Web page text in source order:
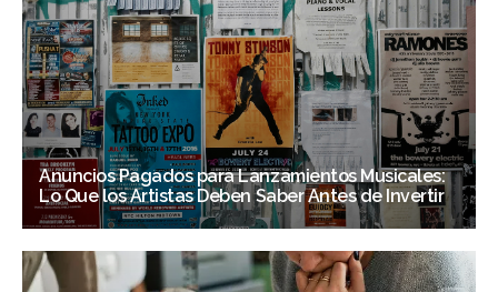
Anuncios Pagados para Lanzamientos Musicales:
Lo Que los Artistas Deben Saber Antes de Invertir